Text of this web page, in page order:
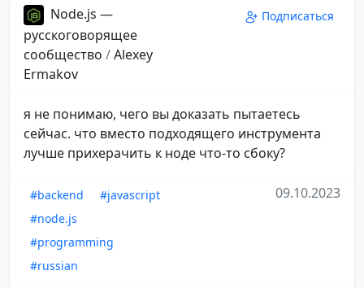
Node.js —
русскоговорящее
сообщество /Alexey
Ermakov
Подписаться
я не понимаю, чего вы доказать пытаетесь
сейчас. что вместо подходящего инструмента
лучше прихерачить к ноде что-то сбоку?
#backend
#javascript
#node.js
#programming
#russian
09.10.2023